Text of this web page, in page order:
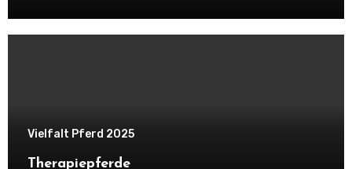
Vielfalt Pferd 2025
Therapiepferde